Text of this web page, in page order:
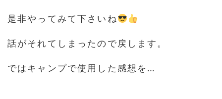
是非やってみて下さいね
話がそれてしまったので戻します。
ではキャンプで使用した感想を…